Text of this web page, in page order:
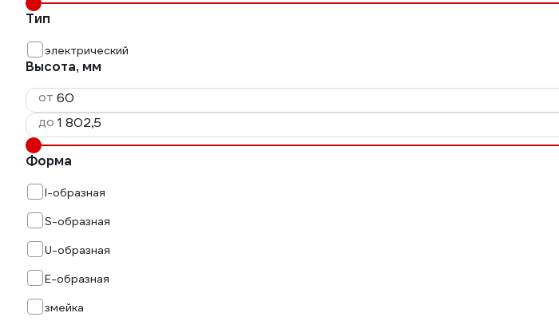
Тип
электрический
Высота, мм
от
до
Форма
I-образная
S-образная
U-образная
Е-образная
змейка